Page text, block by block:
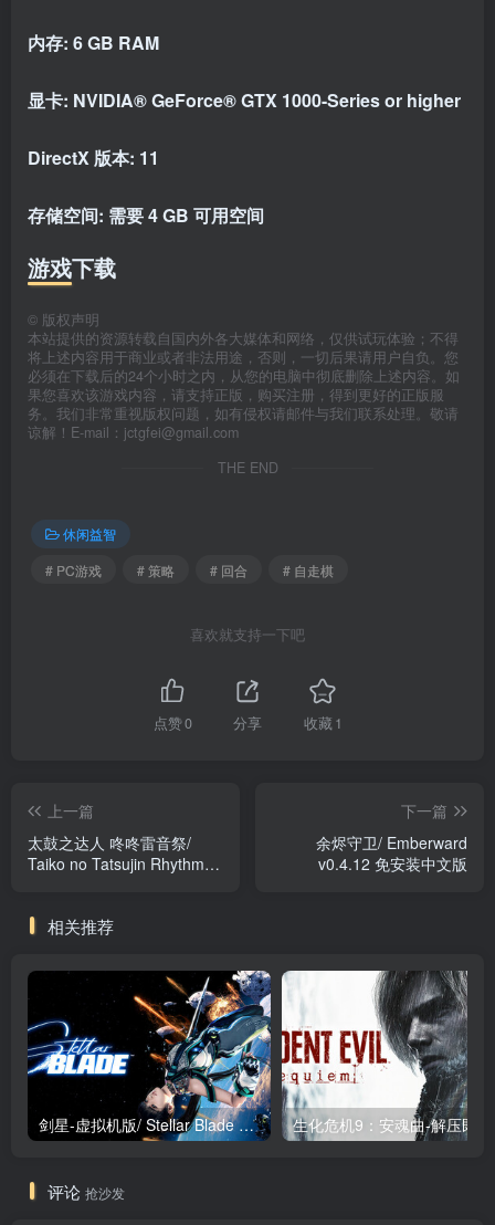
内存: 6 GB RAM
显卡: NVIDIA® GeForce® GTX 1000-Series or higher
DirectX 版本: 11
存储空间: 需要 4 GB 可用空间
游戏下载
© 版权声明
本站提供的资源转载自国内外各大媒体和网络，仅供试玩体验；不得
将上述内容用于商业或者非法用途，否则，一切后果请用户自负。您
必须在下载后的24个小时之内，从您的电脑中彻底删除上述内容。如
果您喜欢该游戏内容，请支持正版，购买注册，得到更好的正版服
务。我们非常重视版权问题，如有侵权请邮件与我们联系处理。敬请
谅解！E-mail：jctgfei@gmail.com
THE END
休闲益智
# PC游戏
# 策略 # 回合 # 自走棋
喜欢就支持一下吧
点赞0 分享 收藏 1
上一篇
太鼓之达人 咚咚雷音祭/
Taiko no Tatsujin Rhythm
下一篇
余烬守卫/ Emberward
v0.4.12 免安装中文版
相关推荐
剑星-虚拟机版/ Stellar Blade v1.4.1|Build.19963153 终极版新补丁 送修改器 免安装中文版
评论 抢沙发